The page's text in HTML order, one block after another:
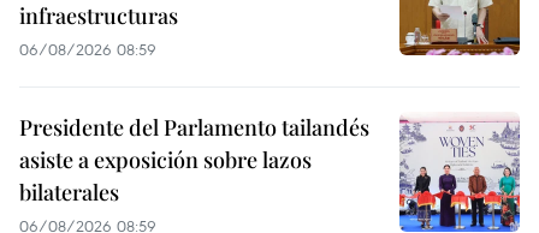
infraestructuras
06/08/2026 08:59
Presidente del Parlamento tailandés
asiste a exposición sobre lazos
bilaterales
06/08/2026 08:59